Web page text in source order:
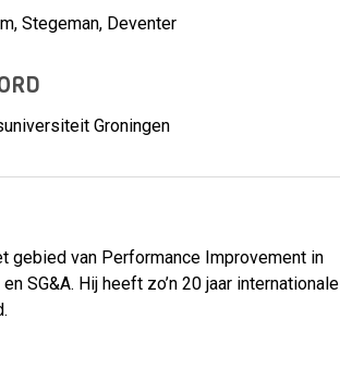
Stegeman, Deventer
Groningen
gebied van Performance Improvement in
SG&A. Hij heeft zo’n 20 jaar internationale